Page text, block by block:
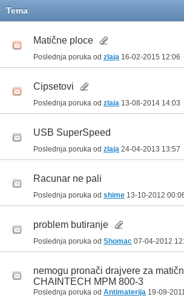
Tema
Matične ploce
Poslednja poruka od zlaja 16-02-2015 12:06
Cipsetovi
Poslednja poruka od zlaja 13-08-2014 14:03
USB SuperSpeed
Poslednja poruka od zlaja 24-04-2013 13:57
Racunar ne pali
Poslednja poruka od shime 13-10-2012
problem butiranje
Poslednja poruka od Shomac 07-04-2012
nemogu pronači drajvere za
CHAINTECH MPM 800-3
Poslednja poruka od Antimaterija 19-09-2011